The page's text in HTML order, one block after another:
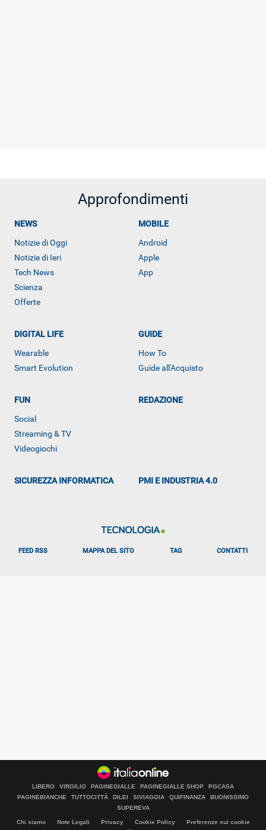
ALTRO
Approfondimenti
NEWS
Notizie di Oggi
Notizie di Ieri
Tech News
Scienza
Offerte
MOBILE
Android
Apple
App
DIGITAL LIFE
Wearable
Smart Evolution
GUIDE
How To
Guide all'Acquisto
FUN
Social
Streaming & TV
Videogiochi
REDAZIONE
SICUREZZA INFORMATICA PMI E INDUSTRIA 4.0
FEED RSS MAPPA DEL SITO TAG CONTATTI
LIBERO VIRGILIO PAGINEGIALLE PAGINEGIALLE SHOP
PGCASA
PAGINEBIANCHE
TUTTOCITTÀ DILEI SIVIAGGIA QUIFINANZA
BUONISSIMO
SUPEREVA
Chi siamo Note Legali Privacy Cookie Policy
Preferenze sui cookie